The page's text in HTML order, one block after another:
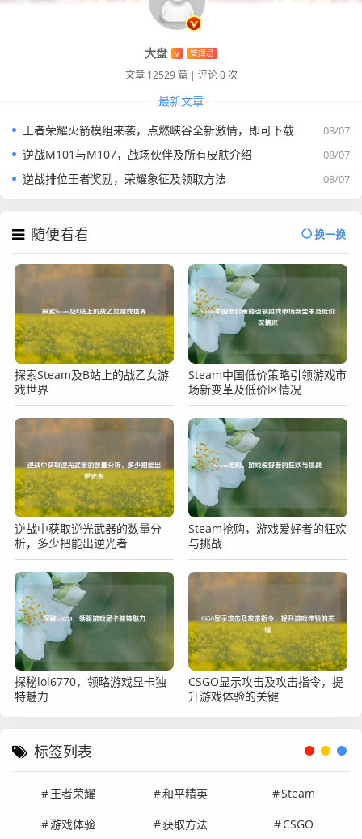
大盘 V 管理员
文章 12529 篇 | 评论 0 次
最新文章
08/07
王者荣耀火箭模组来袭，点燃峡谷全新激情，即可下载
08/07
逆战M101与M107，战场伙伴及所有皮肤介绍
08/07
逆战排位王者奖励，荣耀象征及领取方法
随便看看 换一换
探索Steam及B站上的战乙女游
戏世界
Steam中国低价策略引领游戏市
场新变革及低价区情况
逆战中获取逆光武器的数量分
析，多少把能出逆光者
Steam抢购，游戏爱好者的狂欢
与挑战
探秘lol6770，领略游戏显卡独
特魅力
CSGO显示攻击及攻击指令，提
升游戏体验的关键
标签列表
王者荣耀 和平精英
Steam
游戏体验
获取方法 CSGO